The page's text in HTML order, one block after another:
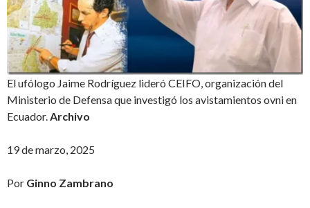
El ufólogo Jaime Rodríguez lideró CEIFO, organización del
Ministerio de Defensa que investigó los avistamientos ovni en
Ecuador. Archivo
19 de marzo, 2025
Por Ginno Zambrano